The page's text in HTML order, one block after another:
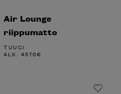
Air Lounge
riippumatto
TUUCI
ALK. 4570€